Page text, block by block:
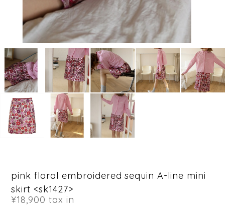
pink floral embroidered sequin A-line mini
skirt <sk1427>
¥18,900 tax in